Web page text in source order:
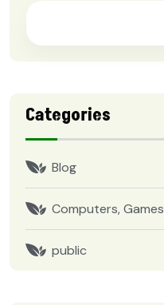
Categories
Blog
Computers, Games
public